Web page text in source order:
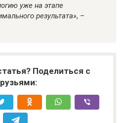
уже на этапе
результата», –
Поделиться с